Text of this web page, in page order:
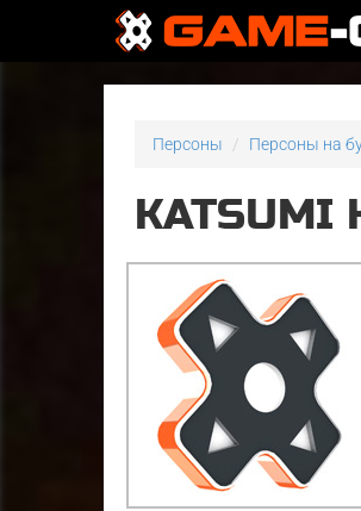
Персоны Персоны на
KATSUMI